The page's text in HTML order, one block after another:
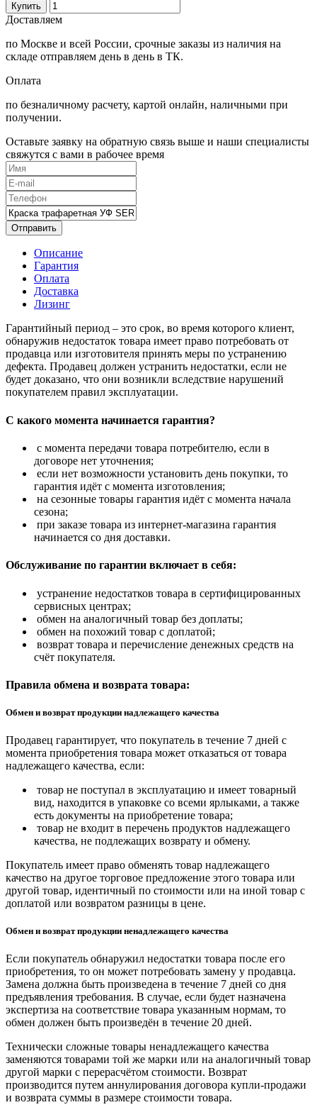
Купить
Доставляем
по Москве и всей России, срочные заказы из наличия на
складе отправляем день в день в ТК.
Оплата
по безналичному расчету, картой онлайн, наличными при
получении.
Оставьте заявку на обратную связь выше и наши специалисты
свяжутся с вами в рабочее время
Отправить
Описание
Гарантия
Оплата
Доставка
Лизинг
Гарантийный период – это срок, во время которого клиент,
обнаружив недостаток товара имеет право потребовать от
продавца или изготовителя принять меры по устранению
дефекта. Продавец должен устранить недостатки, если не
будет доказано, что они возникли вследствие нарушений
покупателем правил эксплуатации.
С какого момента начинается гарантия?
с момента передачи товара потребителю, если в
договоре нет уточнения;
если нет возможности установить день покупки, то
гарантия идёт с момента изготовления;
на сезонные товары гарантия идёт с момента начала
сезона;
при заказе товара из интернет-магазина гарантия
начинается со дня доставки.
Обслуживание по гарантии включает в себя:
устранение недостатков товара в сертифицированных
сервисных центрах;
обмен на аналогичный товар без доплаты;
обмен на похожий товар с доплатой;
возврат товара и перечисление денежных средств на
счёт покупателя.
Правила обмена и возврата товара:
Обмен и возврат продукции надлежащего качества
Продавец гарантирует, что покупатель в течение 7 дней с
момента приобретения товара может отказаться от товара
надлежащего качества, если:
товар не поступал в эксплуатацию и имеет товарный
вид, находится в упаковке со всеми ярлыками, а также
есть документы на приобретение товара;
товар не входит в перечень продуктов надлежащего
качества, не подлежащих возврату и обмену.
Покупатель имеет право обменять товар надлежащего
качество на другое торговое предложение этого товара или
другой товар, идентичный по стоимости или на иной товар с
доплатой или возвратом разницы в цене.
Обмен и возврат продукции ненадлежащего качества
Если покупатель обнаружил недостатки товара после его
приобретения, то он может потребовать замену у продавца.
Замена должна быть произведена в течение 7 дней со дня
предъявления требования. В случае, если будет назначена
экспертиза на соответствие товара указанным нормам, то
обмен должен быть произведён в течение 20 дней.
Технически сложные товары ненадлежащего качества
заменяются товарами той же марки или на аналогичный товар
другой марки с перерасчётом стоимости. Возврат
производится путем аннулирования договора купли-продажи
и возврата суммы в размере стоимости товара.